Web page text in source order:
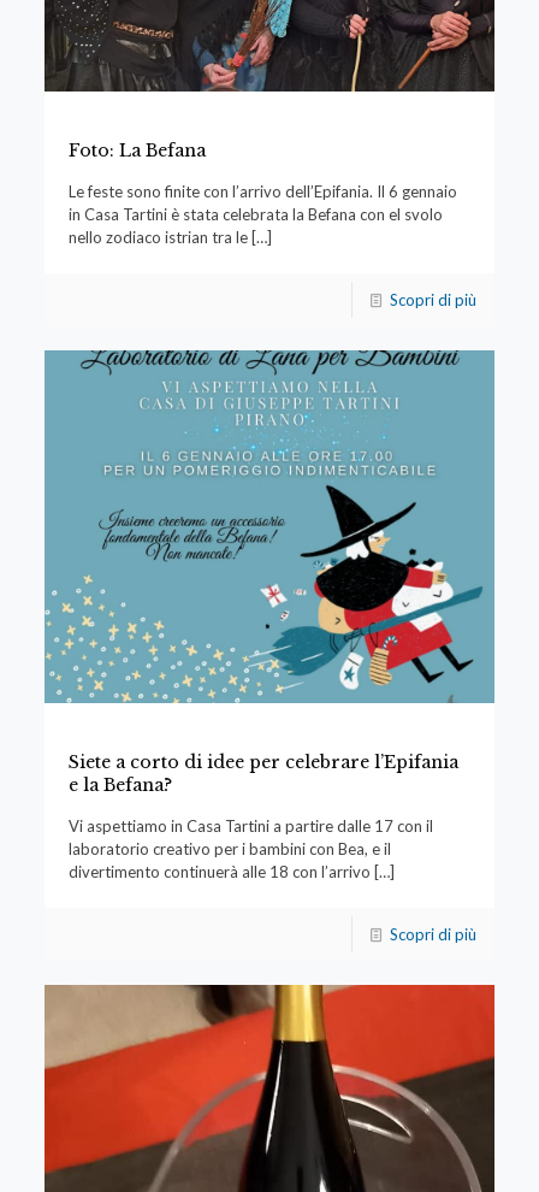
Foto: La Befana
Le feste sono finite con l’arrivo dell’Epifania. Il 6 gennaio
in Casa Tartini è stata celebrata la Befana con el svolo
nello zodiaco istrian tra le[…]
Scopri di più
Siete a corto di idee per celebrare l’Epifania
e la Befana?
Vi aspettiamo in Casa Tartini a partire dalle 17 con il
laboratorio creativo per i bambini con Bea, e il
divertimento continuerà alle 18 con l’arrivo […]
Scopri di più